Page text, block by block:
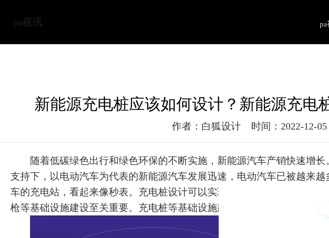
pa视讯 pa
新能源充电桩应该如何设计？新能源充电
作者：白狐设计 时间：2022-12-05
随着低碳绿色出行和绿色环保的不断实施，新能源汽车产销快速增
支持下，以电动汽车为代表的新能源汽车发展迅速，电动汽车已被越来
车的充电站，看起来像秒表。充电桩设计可以实现时间、电量和电量的充
枪等基础设施建设至关重要。充电桩等基础设施建设有利于新能源产业的